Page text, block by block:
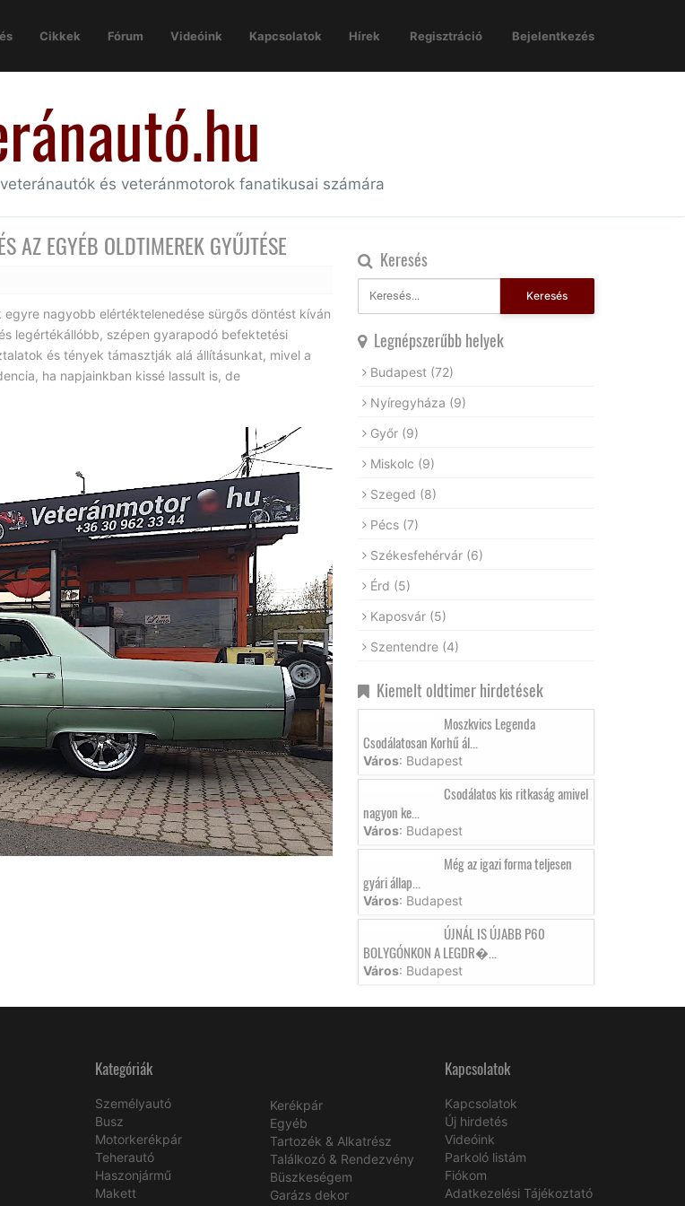
Cikkek Fórum Videóink Kapcsolatok Hírek Regisztráció Bejelentkezés
és veteránmotorok fanatikusai számára
AZ EGYÉB OLDTIMEREK GYŰJTÉSE
nagyobb elértéktelenedése sürgős döntést kíván
legértékállóbb, szépen gyarapodó befektetési
és tények támasztják alá állításunkat, mivel a
ha napjainkban kissé lassult is, de
Keresés
Keresés
Legnépszerűbb helyek
Budapest (72)
Nyíregyháza (9)
Győr (9)
Miskolc (9)
Szeged (8)
Pécs (7)
Székesfehérvár (6)
Érd (5)
Kaposvár (5)
Szentendre (4)
Kiemelt oldtimer hirdetések
Moszkvics Legenda
Csodálatosan Korhű ál...
Város: Budapest
Csodálatos kis ritkaság amivel
nagyon ke...
Város: Budapest
Még az igazi forma teljesen
gyári állap...
Város: Budapest
ÚJNÁL IS ÚJABB P60
BOLYGÓNKON A LEGDR�...
Város: Budapest
Kategóriák
Személyautó
Busz
Motorkerékpár
Teherautó
Haszonjármű
Makett
Kerékpár
Egyéb
Tartozék & Alkatrész
Találkozó & Rendezvény
Büszkeségem
Garázs dekor
Kapcsolatok
Kapcsolatok
Új hirdetés
Videóink
Parkoló listám
Fiókom
Adatkezelési Tájékoztató